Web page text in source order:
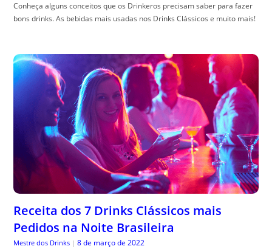
Conheça alguns conceitos que os Drinkeros precisam saber para fazer
bons drinks. As bebidas mais usadas nos Drinks Clássicos e muito mais!
Receita dos 7 Drinks Clássicos mais
Pedidos na Noite Brasileira
Mestre dos Drinks | 8 de março de 2022